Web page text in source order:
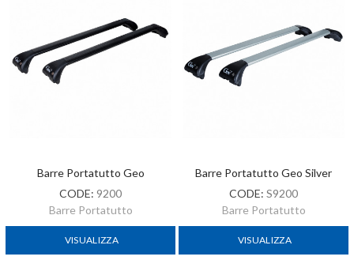
Barre Portatutto Geo
CODE: 9200
Barre Portatutto
VISUALIZZA
Barre Portatutto Geo Silver
CODE: S9200
Barre Portatutto
VISUALIZZA